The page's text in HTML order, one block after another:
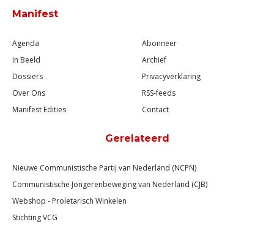
Manifest
Agenda
In Beeld
Dossiers
Over Ons
Manifest Edities
Abonneer
Archief
Privacyverklaring
RSS-feeds
Contact
Gerelateerd
Nieuwe Communistische Partij van Nederland (NCPN)
Communistische Jongerenbeweging van Nederland (CJB)
Webshop - Proletarisch Winkelen
Stichting VCG